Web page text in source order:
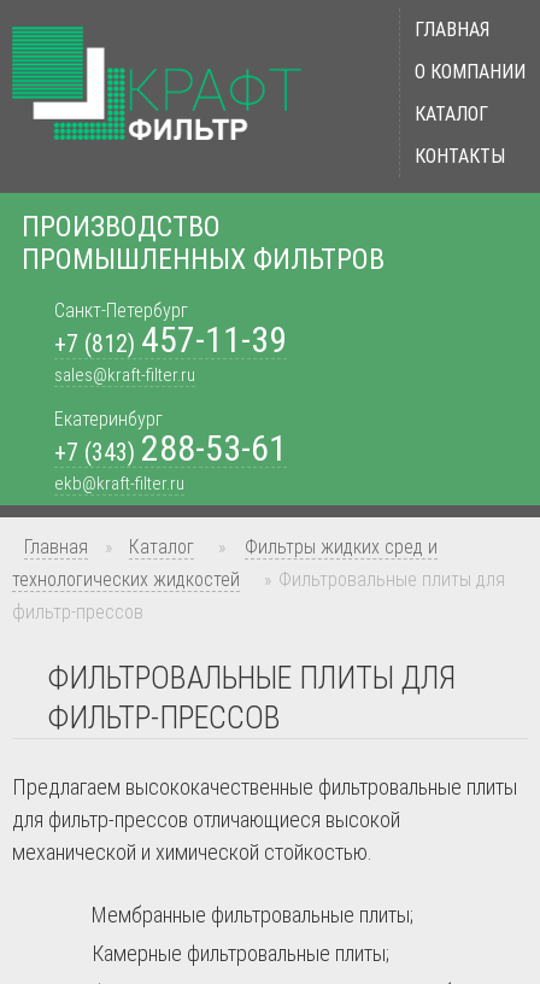
ПРОИЗВОДСТВО
ПРОМЫШЛЕННЫХ ФИЛЬТРОВ
Санкт-Петербург
+7 (812) 457-11-39
sales@kraft-filter.ru
Екатеринбург
+7 (343) 288-53-61
ekb@kraft-filter.ru
ГЛАВНАЯ
О КОМПАНИИ
КАТАЛОГ
КОНТАКТЫ
Главная » Каталог »
Фильтры жидких сред и
технологических жидкостей
» Фильтровальные плиты для
фильтр-прессов
ФИЛЬТРОВАЛЬНЫЕ ПЛИТЫ ДЛЯ
ФИЛЬТР-ПРЕССОВ
Предлагаем высококачественные фильтровальные плиты
для фильтр-прессов отличающиеся высокой
механической и химической стойкостью.
Мембранные фильтровальные плиты;
Камерные фильтровальные плиты;